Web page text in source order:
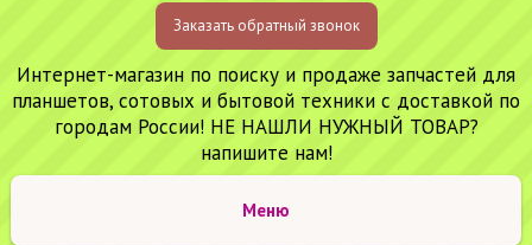
Заказать обратный звонок
Интернет-магазин по поиску и продаже запчастей для
планшетов, сотовых и бытовой техники с доставкой по
городам России! НЕ НАШЛИ НУЖНЫЙ ТОВАР?
напишите нам!